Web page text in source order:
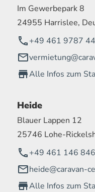
Im Gewerbepark 8
24955 Harrislee,
+49 461 9787
Alle Infos zum
Heide
Blauer Lappen 12
25746 Lohe-
+49 461 146
heide@caravan-
Alle Infos zum